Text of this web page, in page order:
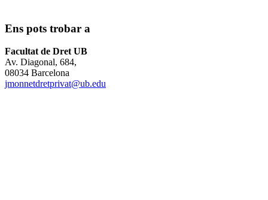
Ens pots trobar a
Facultat de Dret UB
Av. Diagonal, 684,
08034 Barcelona
jmonnetdretprivat@ub.edu